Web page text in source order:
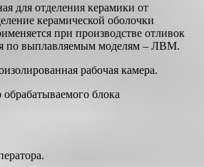
для отделения керамики от
керамической оболочки
при производстве отливок
по выплавляемым моделям – ЛВМ.
рабочая камера.
блока